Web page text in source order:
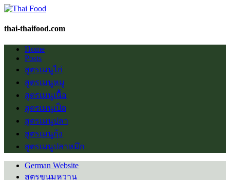
thai-thaifood.com
Home
Posts
สูตรเมนูไก่
สูตรเมนูหมู
สูตรเมนูเนื้อ
สูตรเมนูเป็ด
สูตรเมนูปลา
สูตรเมนูกุ้ง
สูตรเมนูปลาหมึก
German Website
สูตรขนมหวาน